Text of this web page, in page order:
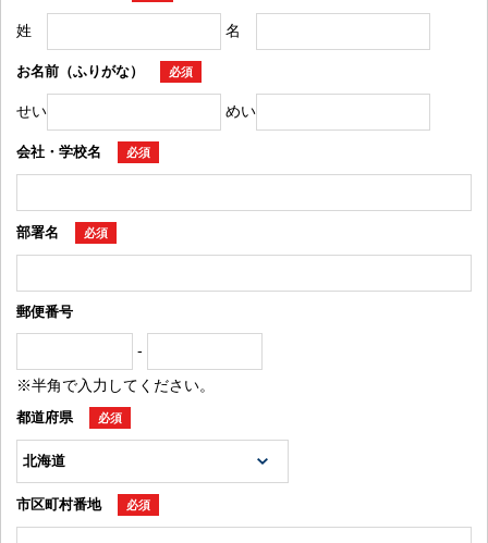
姓 名
お名前（ふりがな） 必須
せい めい
会社・学校名 必須
部署名 必須
郵便番号
-
※半角で入力してください。
都道府県 必須
市区町村番地 必須